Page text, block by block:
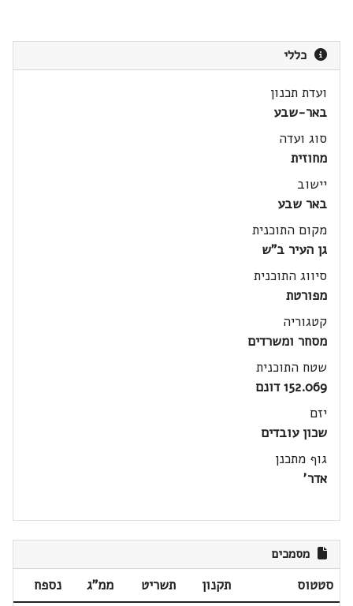
כללי
ועדת תכנון
באר-שבע
סוג ועדה
מחוזית
יישוב
באר שבע
מקום התוכנית
גן העיר ב"ש
סיווג התוכנית
מפורטת
קטגוריה
מסחר ומשרדים
שטח התוכנית
152.069 דונם
יזם
שכון עובדים
גוף מתכנן
אדר'
מסמכים
סטטוס תקנון תשריט ממ"ג
נספח